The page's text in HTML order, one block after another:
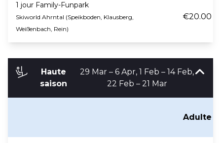
1 jour Family-Funpark
Skiworld Ahrntal (Speikboden, Klausberg,
Weißenbach, Rein)
€20.00
Haute
saison
29 Mar – 6 Apr, 1 Feb – 14 Feb,
22 Feb – 21 Mar
Adulte